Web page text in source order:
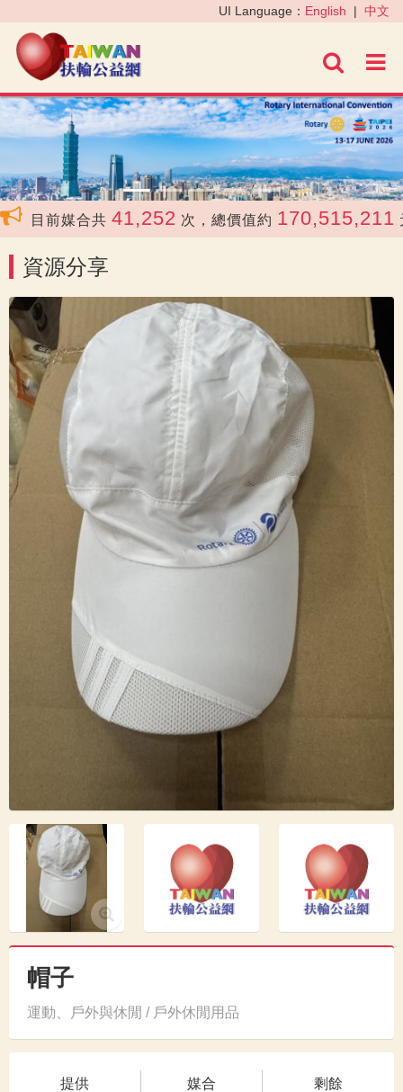
進階
UI Language： English | 中文
‹ ›
目前媒合共 41,252 次，總價值約 170,515,211 元
資源分享
帽子
運動、戶外與休閒 / 戶外休閒用品
提供 媒合 剩餘